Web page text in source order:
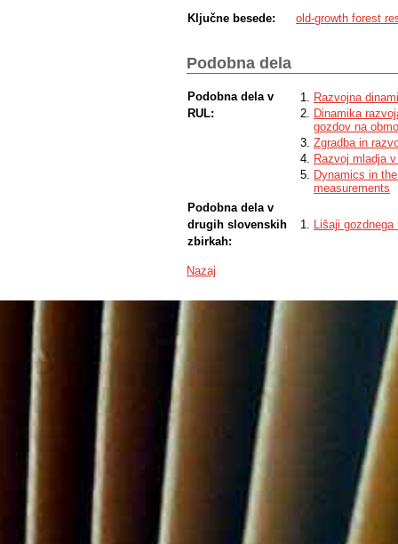
decreased. We also measured and
with plagiotropic growth and two
the dominant stems rose continuously
Ključne besede: old-growth forest
Podobna dela
Podobna dela v
RUL:
Razvojna
Dinamika
gozdov na
Zgradba in
Razvoj mladja
Dynamics in
measurements
Podobna dela v
drugih slovenskih
zbirkah:
Lišaji
Nazaj